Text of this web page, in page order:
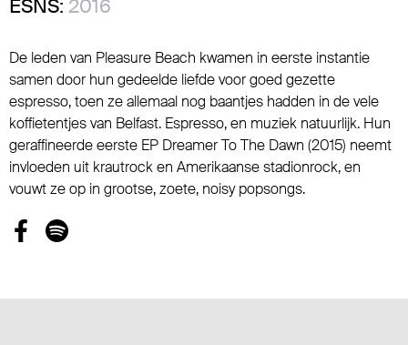
ESNS: 2016
De leden van Pleasure Beach kwamen in eerste instantie
samen door hun gedeelde liefde voor goed gezette
espresso, toen ze allemaal nog baantjes hadden in de vele
koffietentjes van Belfast. Espresso, en muziek natuurlijk. Hun
geraffineerde eerste EP Dreamer To The Dawn (2015) neemt
invloeden uit krautrock en Amerikaanse stadionrock, en
vouwt ze op in grootse, zoete, noisy popsongs.